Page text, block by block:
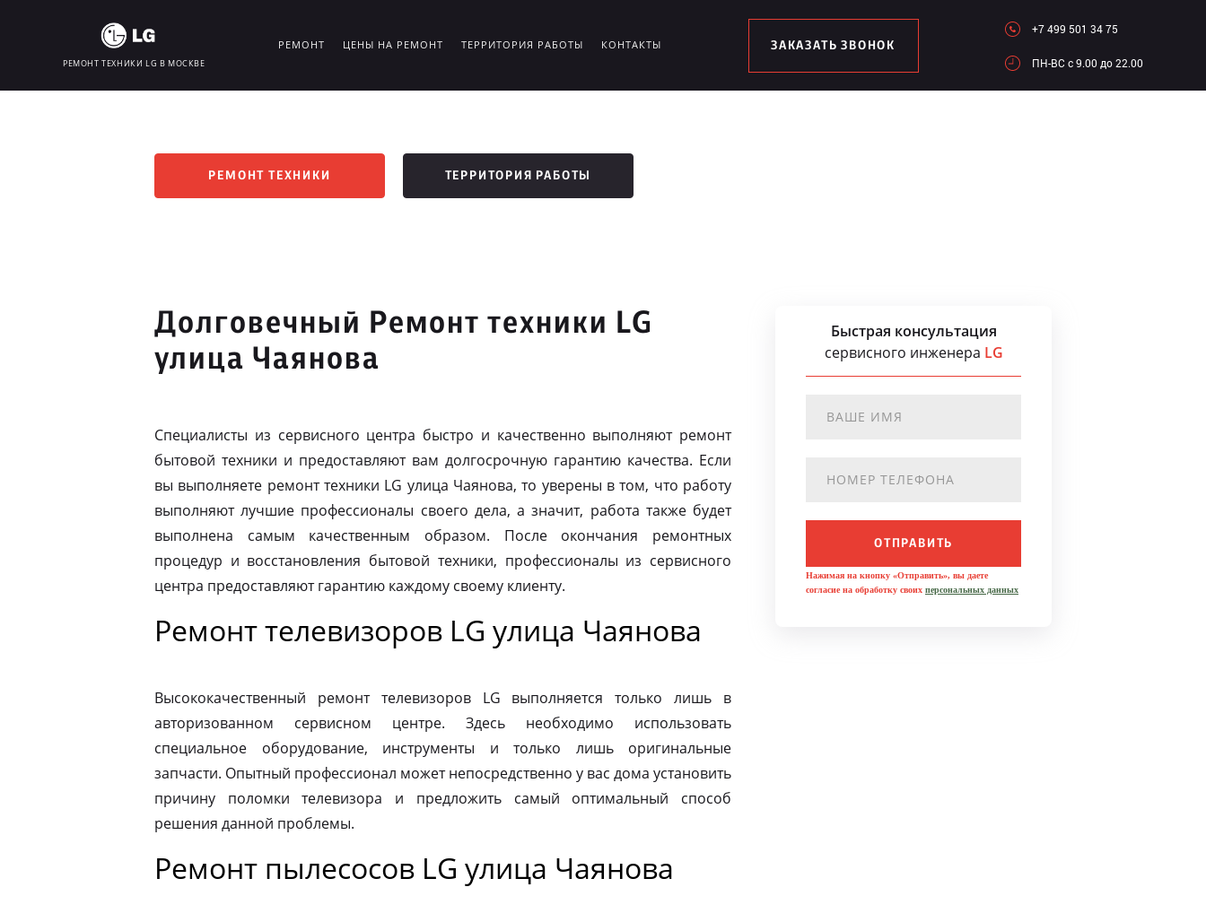
РЕМОНТ ТЕХНИКИ LG В МОСКВЕ
РЕМОНТ ЦЕНЫ НА РЕМОНТ ТЕРРИТОРИЯ РАБОТЫ КОНТАКТЫ ЗАКАЗАТЬ ЗВОНОК
+7 499 501 34 75
ПН-ВC c 9.00 до 22.00
РЕМОНТ ТЕХНИКИ ТЕРРИТОРИЯ РАБОТЫ
Долговечный Ремонт техники LG
улица Чаянова
Специалисты из сервисного центра быстро и качественно выполняют ремонт
бытовой техники и предоставляют вам долгосрочную гарантию качества. Если
вы выполняете ремонт техники LG улица Чаянова, то уверены в том, что работу
выполняют лучшие профессионалы своего дела, а значит, работа также будет
выполнена самым качественным образом. После окончания ремонтных
процедур и восстановления бытовой техники, профессионалы из сервисного
центра предоставляют гарантию каждому своему клиенту.
Ремонт телевизоров LG улица Чаянова
Высококачественный ремонт телевизоров LG выполняется только лишь в
авторизованном сервисном центре. Здесь необходимо использовать
специальное оборудование, инструменты и только лишь оригинальные
запчасти. Опытный профессионал может непосредственно у вас дома установить
причину поломки телевизора и предложить самый оптимальный способ
решения данной проблемы.
Ремонт пылесосов LG улица Чаянова
Быстрая консультация
сервисного инженера LG
ОТПРАВИТЬ
Нажимая на кнопку «Отправить», вы даете
согласие на обработку своих персональных данных